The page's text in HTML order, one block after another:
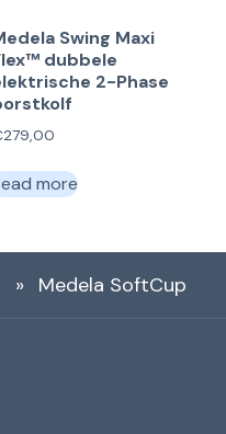
Swing Maxi
dubbele
2-Phase
279,00
more
» Medela SoftCup